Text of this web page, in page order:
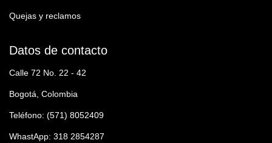
Quejas y reclamos
Datos de contacto
Calle 72 No. 22 - 42
Bogotá, Colombia
Teléfono: (571) 8052409
WhastApp: 318 2854287